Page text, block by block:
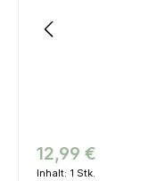
Regulärer Preis:
12,99 €
Inhalt: 1 Stk.